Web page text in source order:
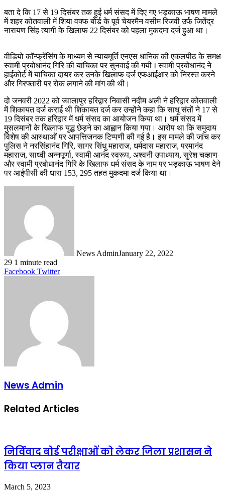
बता दे कि 17 से 19 दिसंबर तक हुई धर्म संसद में दिए गए भड़काऊ भाषण मामले
में शहर कोतवाली में शिया वक्फ बोर्ड के पूर्व चेयरमैन वसीम रिजवी उर्फ जितेंद्र
नारायण सिंह त्यागी के खिलाफ 22 दिसंबर को पहला मुकदमा दर्ज हुआ था।
वीडियो कॉन्फ्रेंसिंग के माध्यम से न्यायमूर्ति एनएस धानिक की एकलपीठ के समक्ष
स्वामी प्रबोधानंद गिरि की याचिका पर सुनवाई की गयी I स्वामी प्रबोधानंद ने
हाईकोर्ट में याचिका दायर कर उनके खिलाफ दर्ज एफआईआर को निरस्त करने
और गिरफ्तारी पर रोक लगाने की मांग की थी।
दो जनवरी 2022 को ज्वालापुर हरिद्वार निवासी नदीम अली ने हरिद्वार कोतवाली
में शिकायत दर्ज कराई थी शिकायत दर्ज कर उन्होंने कहा कि साधु संतों ने 17 से
19 दिसंबर तक हरिद्वार में धर्म संसद का आयोजन किया था। धर्म संसद में
मुसलमानों के खिलाफ युद्ध छेड़ने का आह्वान किया गया। आरोप था कि समुदाय
विशेष की आस्थाओं पर आपत्तिजनक टिप्पणी की गई है। इस मामले की जांच कर
पुलिस ने नरसिंहानंद गिरि, सागर सिंधु महाराज, धर्मदास महाराज, परमानंद
महाराज, साध्वी अन्नपूर्णा, स्वामी आनंद स्वरूप, अश्वनी उपाध्याय, सुरेश चव्हाण
और स्वामी प्रबोधानंद गिरि के खिलाफ धर्म संसद के नाम पर भड़काऊ भाषण देने
पर आईपीसी की धारा 153, 295 तहत मुकदमा दर्ज किया था।
News AdminJanuary 22, 2022
29 1 minute read
Facebook TwitterLinkedIn
Tumblr
Pinterest
Reddit
VKontakte
Share
Print
News Admin
Related Articles
निर्विवाद बोर्ड परीक्षाओं को लेकर जिला प्रशासन ने
किया प्लान तैयार
March 5, 2023